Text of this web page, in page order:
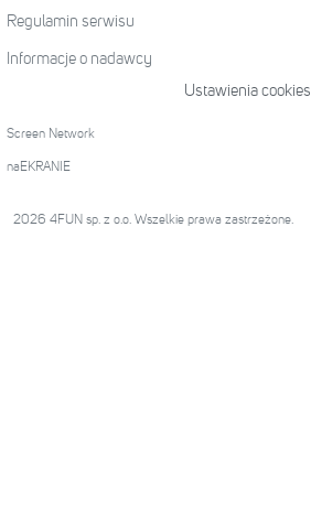
Regulamin serwisu
Informacje o nadawcy
Ustawienia cookies
Screen Network
naEKRANIE
2026 4FUN sp. z o.o. Wszelkie prawa zastrzeżone.